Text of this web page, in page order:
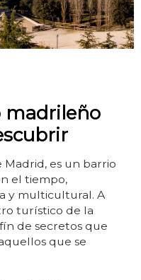
madrileño
Madrid, es un barrio
el tiempo,
y multicultural. A
turístico de la
de secretos que
que se